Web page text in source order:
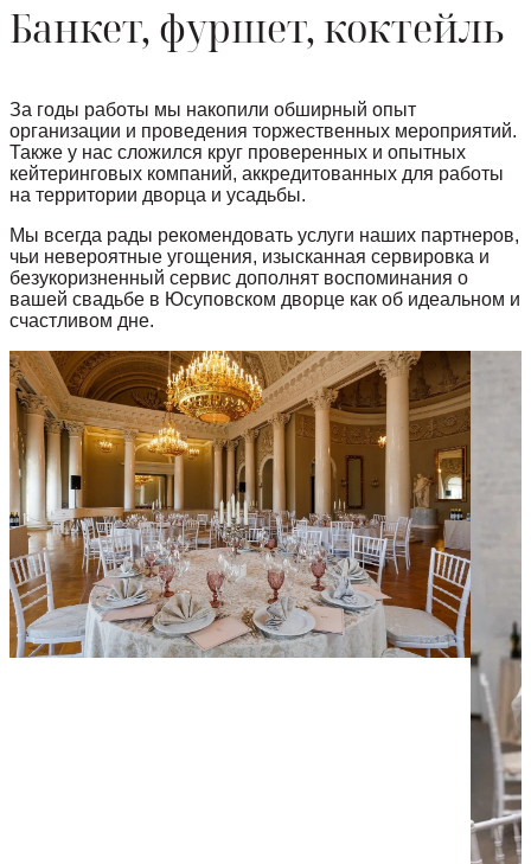
Банкет, фуршет, коктейль
За годы работы мы накопили обширный опыт
организации и проведения торжественных мероприятий.
Также у нас сложился круг проверенных и опытных
кейтеринговых компаний, аккредитованных для работы
на территории дворца и усадьбы.
Мы всегда рады рекомендовать услуги наших партнеров,
чьи невероятные угощения, изысканная сервировка и
безукоризненный сервис дополнят воспоминания о
вашей свадьбе в Юсуповском дворце как об идеальном и
счастливом дне.